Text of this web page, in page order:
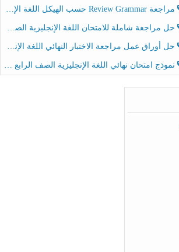
مراجعة Review Grammar حسب الهيكل اللغة الإنجليزية الصف الخامس الفصل الثالث
حل مراجعة شاملة للامتحان اللغة الإنجليزية الصف الخامس الفصل الثالث
حل أوراق عمل مراجعة الاختبار النهائي اللغة الإنجليزية الصف الرابع الفصل الثالث
نموذج امتحان نهائي اللغة الإنجليزية الصف الرابع الفصل الثالث